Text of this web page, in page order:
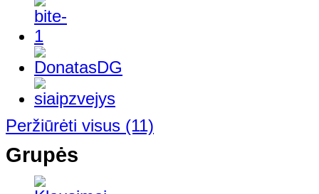
Peržiūrėti visus (11)
Grupės